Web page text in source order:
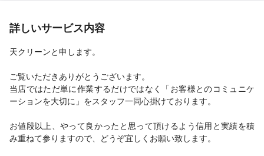
詳しいサービス内容
天クリーンと申します。
ご覧いただきありがとうございます。
当店ではただ単に作業するだけではなく「お客様とのコミュニケ
ーションを大切に」をスタッフ一同心掛けております。
お値段以上、やって良かったと思って頂けるよう信用と実績を積
み重ねて参りますので、どうぞ宜しくお願い致します。